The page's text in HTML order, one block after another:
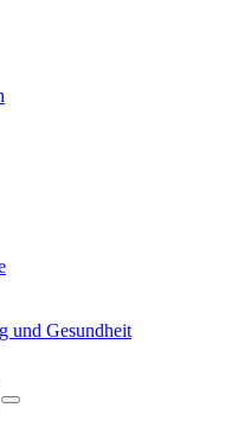
und Gesundheit